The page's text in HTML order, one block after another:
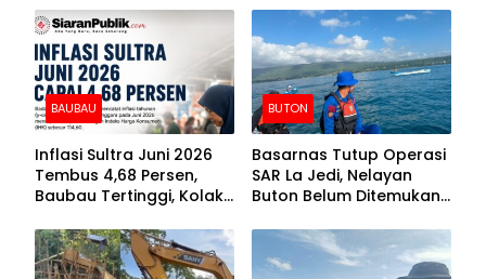
Kemasukan Air
BAUBAU
Inflasi Sultra Juni 2026
Tembus 4,68 Persen,
Baubau Tertinggi, Kolaka
BUTON
Basarnas Tutup Operasi
SAR La Jedi, Nelayan
Buton Belum Ditemukan